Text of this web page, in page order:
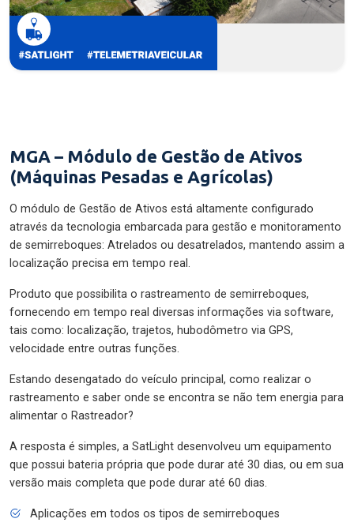
MGA – Módulo de Gestão de Ativos
(Máquinas Pesadas e Agrícolas)
O módulo de Gestão de Ativos está altamente configurado
através da tecnologia embarcada para gestão e monitoramento
de semirreboques: Atrelados ou desatrelados, mantendo assim a
localização precisa em tempo real.
Produto que possibilita o rastreamento de semirreboques,
fornecendo em tempo real diversas informações via software,
tais como: localização, trajetos, hubodômetro via GPS,
velocidade entre outras funções.
Estando desengatado do veículo principal, como realizar o
rastreamento e saber onde se encontra se não tem energia para
alimentar o Rastreador?
A resposta é simples, a SatLight desenvolveu um equipamento
que possui bateria própria que pode durar até 30 dias, ou em sua
versão mais completa que pode durar até 60 dias.
Aplicações em todos os tipos de semirreboques